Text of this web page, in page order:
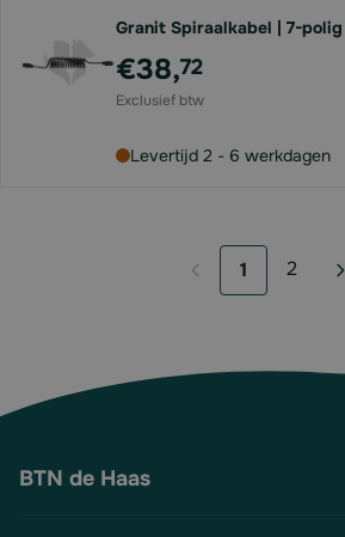
Granit Spiraalkabel | 7-polig
€38,72
Levertijd 2 - 6 werkdagen
U lees
1 Pagina
2
BTN de Haas